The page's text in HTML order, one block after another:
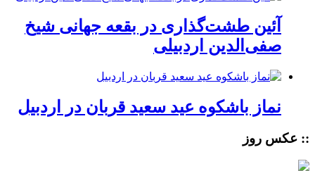
آئین طشت‌گذاری در بقعه جهانی شیخ
صفی‌الدین اردبیلی
نماز باشکوه عید سعید قربان در اردبیل
:: عکس روز